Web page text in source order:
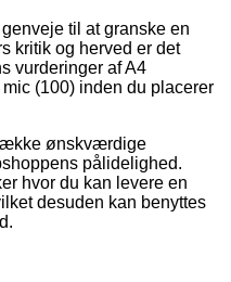
til at granske en
kritik og herved er det
vurderinger af A4
(100) inden du placerer
ønskværdige
pålidelighed.
hvor du kan levere en
desuden kan benyttes